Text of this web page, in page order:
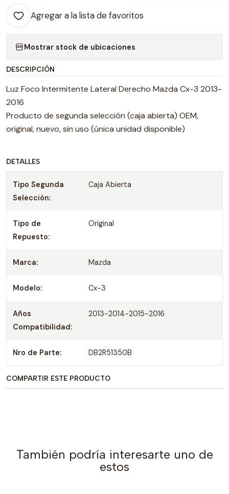
Agregar a la lista de favoritos
Mostrar stock de ubicaciones
DESCRIPCIÓN
Luz Foco Intermitente Lateral Derecho Mazda Cx-3 2013-
2016
Producto de segunda selección (caja abierta) OEM,
original, nuevo, sin uso (única unidad disponible)
DETALLES
Tipo Segunda
Selección:
Caja Abierta
Tipo de
Repuesto:
Original
Marca: Mazda
Modelo: Cx-3
Años
Compatibilidad:
2013-2014-2015-2016
Nro de Parte: DB2R51350B
COMPARTIR ESTE PRODUCTO
También podría interesarte uno de
estos